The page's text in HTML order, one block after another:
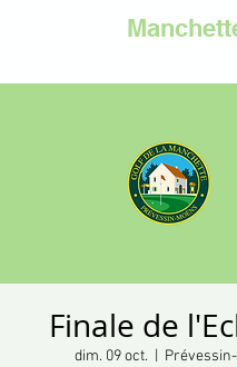
Finale de
dim. 09 oct.